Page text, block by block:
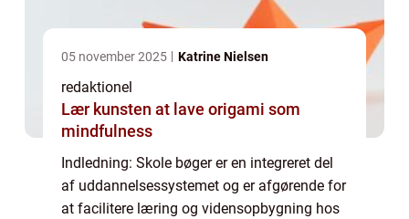
05 november 2025 Katrine Nielsen
redaktionel
Lær kunsten at lave origami som
mindfulness
Indledning: Skole bøger er en integreret del
af uddannelsessystemet og er afgørende for
at facilitere læring og vidensopbygning hos